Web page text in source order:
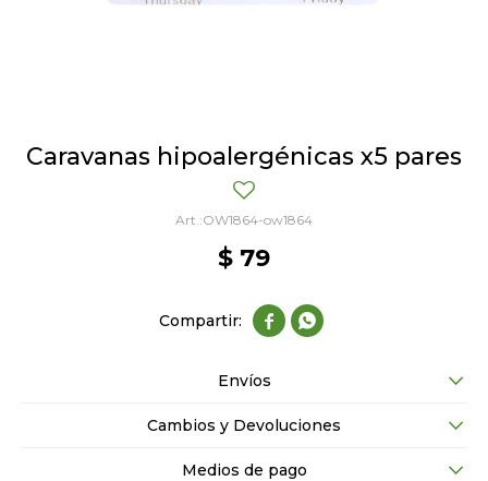
Caravanas hipoalergénicas x5 pares
OW1864-ow1864
$ 79
 
Envíos
Cambios y Devoluciones
Medios de pago